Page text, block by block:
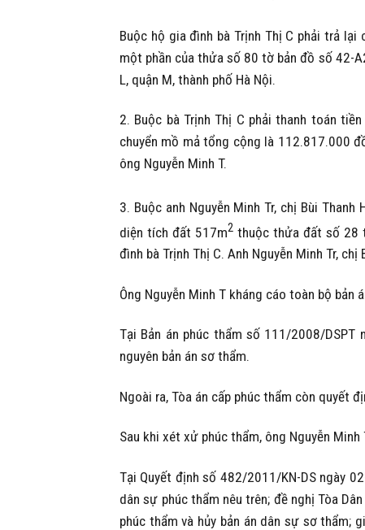
Buộc hộ gia đình bà Trịnh Thị C phải trả
một phần của thửa số 80 tờ bản đồ số 42-
L, quận M, thành phố Hà Nội.
2. Buộc bà Trịnh Thị C phải thanh toán
chuyển mồ mả tổng cộng là 112.817.000
ông Nguyễn Minh T.
3. Buộc anh Nguyễn Minh Tr, chị Bùi
diện tích đất 517m2 thuộc thửa đất số 28
đình bà Trịnh Thị C. Anh Nguyễn Minh Tr,
Ông Nguyễn Minh T kháng cáo toàn bộ bản
Tại Bản án phúc thẩm số 111/2008/DSPT
nguyên bản án sơ thẩm.
Ngoài ra, Tòa án cấp phúc thẩm còn quyết
Sau khi xét xử phúc thẩm, ông Nguyễn
Tại Quyết định số 482/2011/KN-DS ngày
dân sự phúc thẩm nêu trên; đề nghị Tòa
phúc thẩm và hủy bản án dân sự sơ thẩm;